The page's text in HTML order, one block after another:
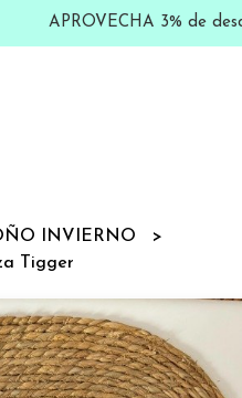
APROVECHA 3% de
INVIERNO
Tigger